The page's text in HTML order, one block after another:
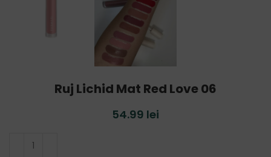
Ruj Lichid Mat Red Love 06
54.99 lei